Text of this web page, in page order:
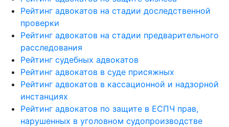
Рейтинг адвокатов на стадии доследственной
проверки
Рейтинг адвокатов на стадии предварительного
расследования
Рейтинг судебных адвокатов
Рейтинг адвокатов в суде присяжных
Рейтинг адвокатов в кассационной и надзорной
инстанциях
Рейтинг адвокатов по защите в ЕСПЧ прав,
нарушенных в уголовном судопроизводстве